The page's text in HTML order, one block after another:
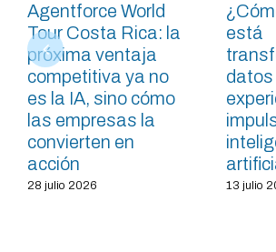
Agentforce World
Tour Costa Rica: la
próxima ventaja
competitiva ya no
es la IA, sino cómo
las empresas la
convierten en
acción
28 julio 2026
está
datos
13 julio